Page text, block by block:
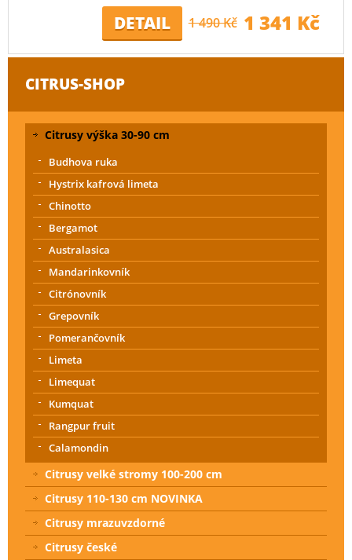
DETAIL 1 490 Kč 1 341 Kč
CITRUS-SHOP
Citrusy výška 30-90 cm
Budhova ruka
Hystrix kafrová limeta
Chinotto
Bergamot
Australasica
Mandarinkovník
Citrónovník
Grepovník
Pomerančovník
Limeta
Limequat
Kumquat
Rangpur fruit
Calamondin
Citrusy velké stromy 100-200 cm
Citrusy 110-130 cm NOVINKA
Citrusy mrazuvzdorné
Citrusy české